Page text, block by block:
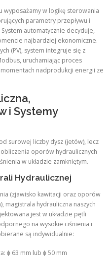
wyposażamy w logikę sterowania
parametry przepływu i
automatycznie decyduje,
najbardziej ekonomiczne.
(PV), system integruje się z
uruchamiając proces
nadprodukcji energii ze
i Systemy
surowej liczby dysz (jetów), lecz
oporów hydraulicznych
w układzie zamkniętym.
Hydraulicznej
(zjawisko kawitacji oraz oporów
magistrala hydrauliczna naszych
jest w układzie pętli
na wysokie ciśnienia i
są indywidualnie:
ϕ 63 mm lub ϕ 50 mm